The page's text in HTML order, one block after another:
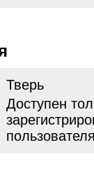
Тверь
Доступен